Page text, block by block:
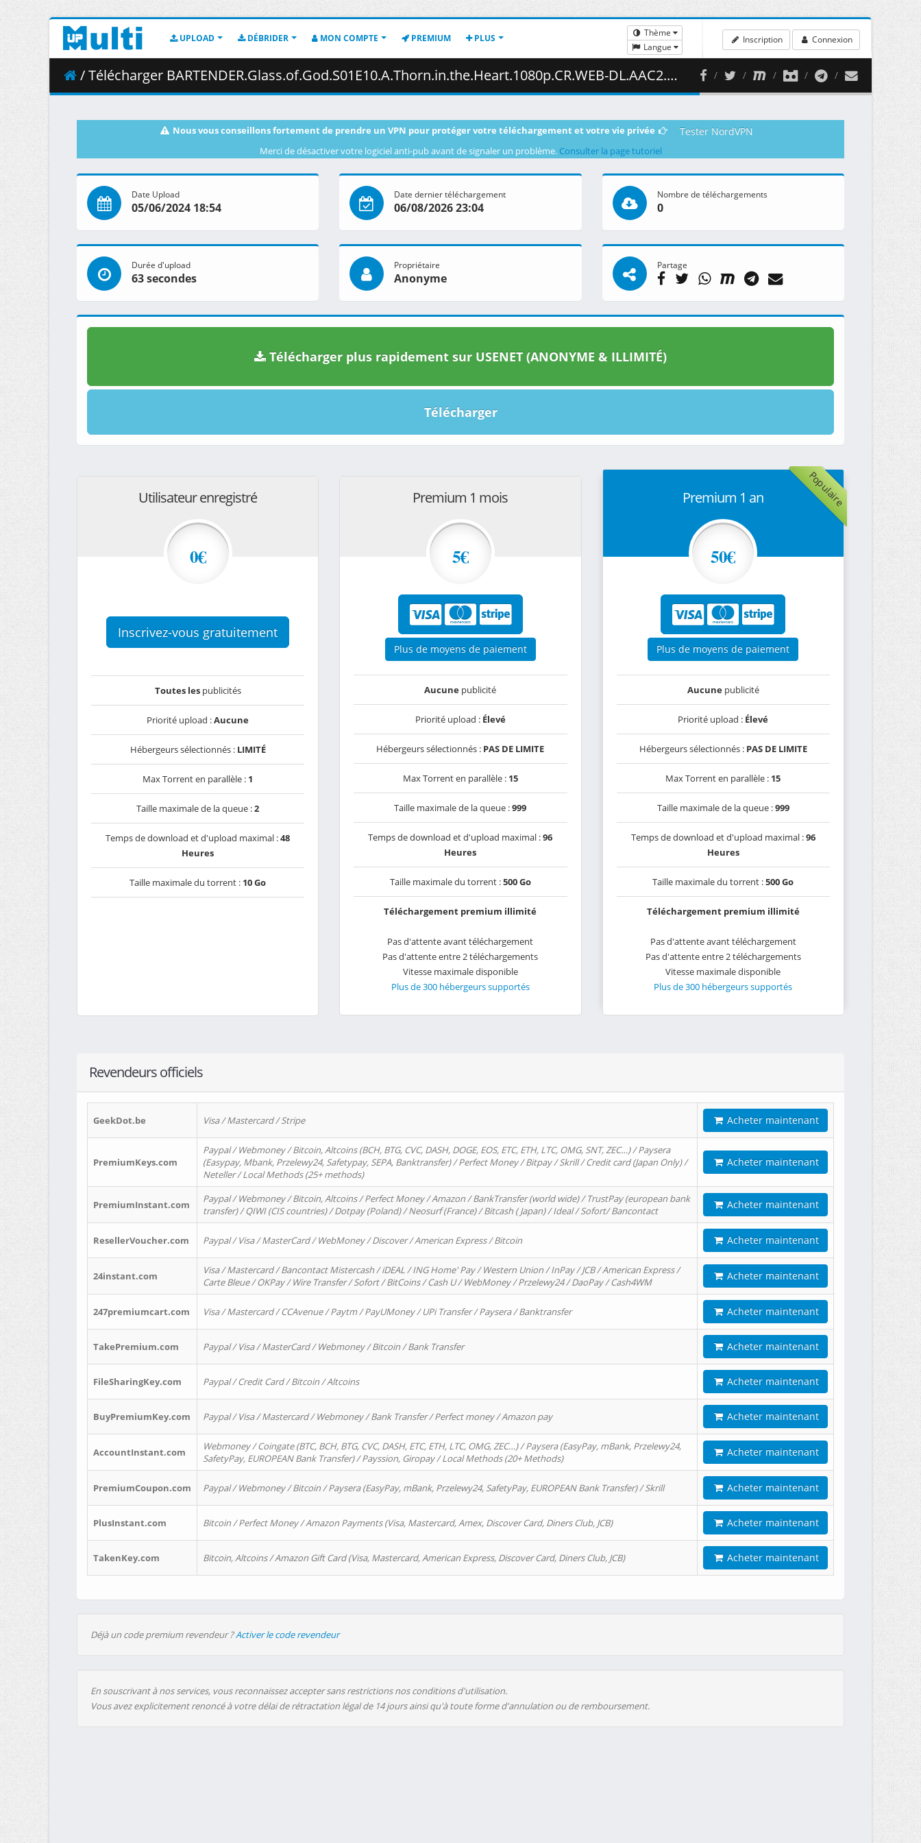
UPLOAD DÉBRIDER MON COMPTE PREMIUM PLUS
Thème
Langue
Inscription Connexion
/ Télécharger BARTENDER.Glass.of.God.S01E10.A.Thorn.in.the.Heart.1080p.CR.WEB-DL.AAC2.0.H.264-VARYG.mkv.003 ( 471.96 MB )
Nous vous conseillons fortement de prendre un VPN pour protéger votre téléchargement et votre vie privée Tester NordVPN
Merci de désactiver votre logiciel anti-pub avant de signaler un problème. Consulter la page tutoriel
Date Upload
05/06/2024 18:54
Date dernier téléchargement
06/08/2026 23:04
Nombre de téléchargements
0
Durée d'upload
63 secondes
Propriétaire
Anonyme
Partage
Télécharger plus rapidement sur USENET (ANONYME & ILLIMITÉ)
Télécharger
Utilisateur enregistré
0€
Inscrivez-vous gratuitement
Toutes lespublicités
Priorité upload :Aucune
Hébergeurs sélectionnés : LIMITÉ
Max Torrent en parallèle : 1
Taille maximale de la queue :2
Temps de download et d'upload maximal :48
Heures
Taille maximale du torrent : 10 Go
Premium 1 mois
5€
Plus de moyens de paiement
Aucune publicité
Priorité upload : Élevé
Hébergeurs sélectionnés : PAS DE LIMITE
Max Torrent en parallèle : 15
Taille maximale de la queue :999
Temps de download et d'upload maximal :96
Heures
Taille maximale du torrent :500 Go
Téléchargement premium illimité
Pas d'attente avant téléchargement
Pas d'attente entre 2 téléchargements
Vitesse maximale disponible
Plus de 300 hébergeurs supportés
Populaire
Premium 1 an
50€
Plus de moyens de paiement
Aucunepublicité
Priorité upload : Élevé
Hébergeurs sélectionnés : PAS DE LIMITE
Max Torrent en parallèle : 15
Taille maximale de la queue :999
Temps de download et d'upload maximal :96
Heures
Taille maximale du torrent :500 Go
Téléchargement premium illimité
Pas d'attente avant téléchargement
Pas d'attente entre 2 téléchargements
Vitesse maximale disponible
Plus de 300 hébergeurs supportés
Revendeurs officiels
GeekDot.be Visa / Mastercard / Stripe Acheter maintenant
PremiumKeys.com
Paypal / Webmoney / Bitcoin, Altcoins (BCH, BTG, CVC, DASH, DOGE, EOS, ETC, ETH, LTC, OMG, SNT, ZEC…) / Paysera
(Easypay, Mbank, Przelewy24, Safetypay, SEPA, Banktransfer) / Perfect Money / Bitpay / Skrill / Credit card (Japan Only) /
Neteller / Local Methods (25+ methods)
Acheter maintenant
PremiumInstant.com
Paypal / Webmoney / Bitcoin, Altcoins / Perfect Money / Amazon / BankTransfer (world wide) / TrustPay (european bank
transfer) / QIWI (CIS countries) / Dotpay (Poland) / Neosurf (France) / Bitcash ( Japan) / Ideal / Sofort/ Bancontact
Acheter maintenant
ResellerVoucher.com Paypal / Visa / MasterCard / WebMoney / Discover / American Express / Bitcoin Acheter maintenant
24instant.com
Visa / Mastercard / Bancontact Mistercash / iDEAL / ING Home' Pay / Western Union / InPay / JCB / American Express /
Carte Bleue / OKPay / Wire Transfer / Sofort / BitCoins / Cash U / WebMoney / Przelewy24 / DaoPay / Cash4WM
Acheter maintenant
247premiumcart.com Visa / Mastercard / CCAvenue / Paytm / PayUMoney / UPi Transfer / Paysera / Banktransfer Acheter maintenant
TakePremium.com Paypal / Visa / MasterCard / Webmoney / Bitcoin / Bank Transfer Acheter maintenant
FileSharingKey.com Paypal / Credit Card / Bitcoin / Altcoins Acheter maintenant
BuyPremiumKey.com Paypal / Visa / Mastercard / Webmoney / Bank Transfer / Perfect money / Amazon pay Acheter maintenant
AccountInstant.com
Webmoney / Coingate (BTC, BCH, BTG, CVC, DASH, ETC, ETH, LTC, OMG, ZEC…) / Paysera (EasyPay, mBank, Przelewy24,
SafetyPay, EUROPEAN Bank Transfer) / Payssion, Giropay / Local Methods (20+ Methods)
Acheter maintenant
PremiumCoupon.com Paypal / Webmoney / Bitcoin / Paysera (EasyPay, mBank, Przelewy24, SafetyPay, EUROPEAN Bank Transfer) / Skrill Acheter maintenant
PlusInstant.com Bitcoin / Perfect Money / Amazon Payments (Visa, Mastercard, Amex, Discover Card, Diners Club, JCB) Acheter maintenant
TakenKey.com Bitcoin, Altcoins / Amazon Gift Card (Visa, Mastercard, American Express, Discover Card, Diners Club, JCB) Acheter maintenant
Déjà un code premium revendeur ?Activer le code revendeur
En souscrivant à nos services, vous reconnaissez accepter sans restrictions nos conditions d'utilisation.
Vous avez explicitement renoncé à votre délai de rétractation légal de 14 jours ainsi qu'à toute forme d'annulation ou de remboursement.